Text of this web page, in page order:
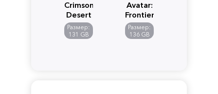
Crimson
Desert
Размер:
131 GB
Avatar:
Frontiers
of
Pandora
Размер:
136 GB